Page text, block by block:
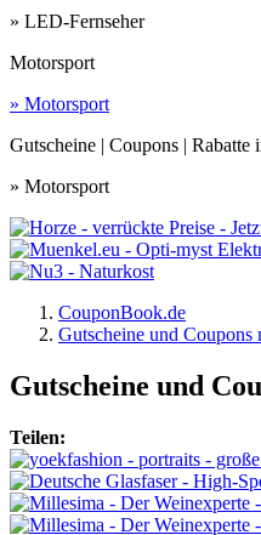
» LED-Fernseher
Motorsport
» Motorsport
Gutscheine | Coupons | Rabatte
» Motorsport
CouponBook.de
Gutscheine und Coupons
Gutscheine und
Teilen: